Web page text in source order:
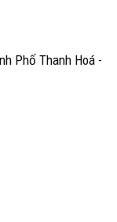
Phố Thanh Hoá -